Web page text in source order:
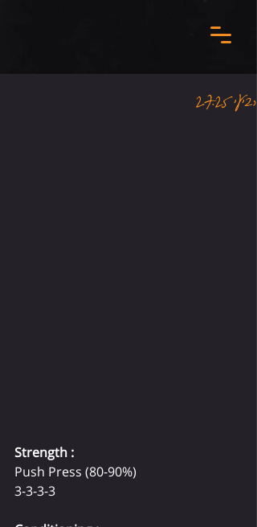
רביעי 2.7.25
Strength :
Push Press (80-90%)
3-3-3-3